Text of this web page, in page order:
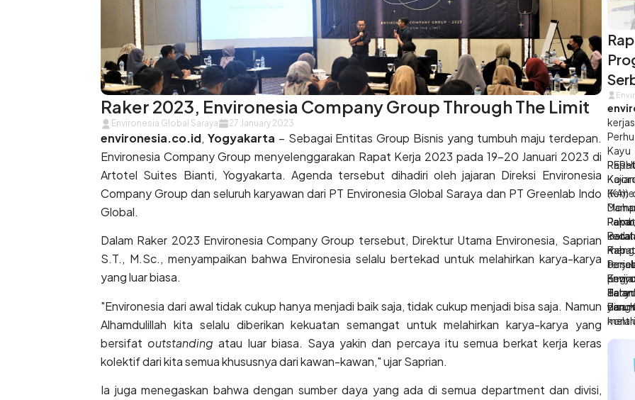
Raker 2023, Environesia Company Group Through The Limit
Environesia Global Saraya 27 January 2023
environesia.co.id, Yogyakarta – Sebagai Entitas Group Bisnis yang tumbuh maju terdepan.
Environesia Company Group menyelenggarakan Rapat Kerja 2023 pada 19-20 Januari 2023 di
Artotel Suites Bianti, Yogyakarta. Agenda tersebut dihadiri oleh jajaran Direksi Environesia
Company Group dan seluruh karyawan dari PT Environesia Global Saraya dan PT Greenlab Indo
Global.
Dalam Raker 2023 Environesia Company Group tersebut, Direktur Utama Environesia, Saprian
S.T., M.Sc., menyampaikan bahwa Environesia selalu bertekad untuk melahirkan karya-karya
yang luar biasa.
"Environesia dari awal tidak cukup hanya menjadi baik saja, tidak cukup menjadi bisa saja. Namun
Alhamdulillah kita selalu diberikan kekuatan semangat untuk melahirkan karya-karya yang
bersifat outstanding atau luar biasa. Saya yakin dan percaya itu semua berkat kerja keras
kolektif dari kita semua khususnya dari kawan-kawan," ujar Saprian.
Ia juga menegaskan bahwa dengan sumber daya yang ada di semua department dan divisi,
(KA))
Tata
dan
Kab.
yang